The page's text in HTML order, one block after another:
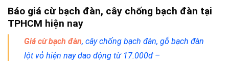
Báo giá cừ bạch đàn, cây chống bạch đàn tại
TPHCM hiện nay
Giá cừ bạch đàn, cây chống bạch đàn, gỗ bạch đàn
lột vỏ hiện nay dao động từ 17.000đ –